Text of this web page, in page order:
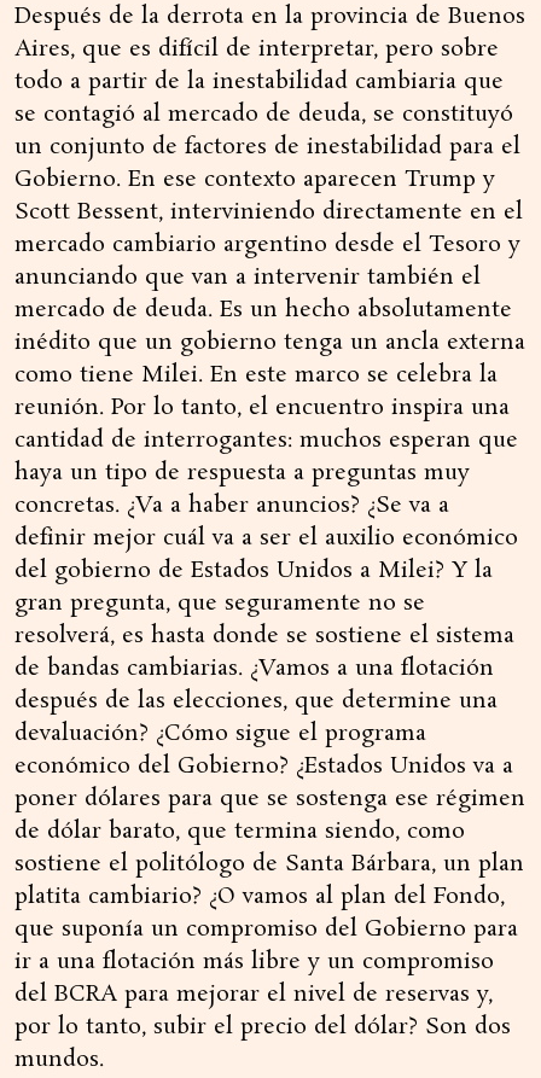
Después de la derrota en la provincia de Buenos
Aires, que es difícil de interpretar, pero sobre
todo a partir de la inestabilidad cambiaria que
se contagió al mercado de deuda, se constituyó
un conjunto de factores de inestabilidad para el
Gobierno. En ese contexto aparecen Trump y
Scott Bessent, interviniendo directamente en el
mercado cambiario argentino desde el Tesoro y
anunciando que van a intervenir también el
mercado de deuda. Es un hecho absolutamente
inédito que un gobierno tenga un ancla externa
como tiene Milei. En este marco se celebra la
reunión. Por lo tanto, el encuentro inspira una
cantidad de interrogantes: muchos esperan que
haya un tipo de respuesta a preguntas muy
concretas. ¿Va a haber anuncios? ¿Se va a
definir mejor cuál va a ser el auxilio económico
del gobierno de Estados Unidos a Milei? Y la
gran pregunta, que seguramente no se
resolverá, es hasta donde se sostiene el sistema
de bandas cambiarias. ¿Vamos a una flotación
después de las elecciones, que determine una
devaluación? ¿Cómo sigue el programa
económico del Gobierno? ¿Estados Unidos va a
poner dólares para que se sostenga ese régimen
de dólar barato, que termina siendo, como
sostiene el politólogo de Santa Bárbara, un plan
platita cambiario? ¿O vamos al plan del Fondo,
que suponía un compromiso del Gobierno para
ir a una flotación más libre y un compromiso
del BCRA para mejorar el nivel de reservas y,
por lo tanto, subir el precio del dólar? Son dos
mundos.